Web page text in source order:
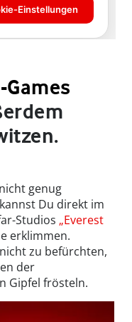
Games
genug
Du direkt im
Studios „Everest
erklimmen.
zu befürchten,
der
Gipfel frösteln.